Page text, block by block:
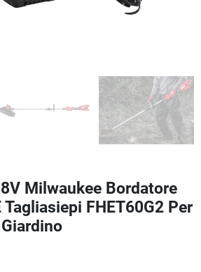
Milwaukee Bordatore
Tagliasiepi FHET60G2 Per